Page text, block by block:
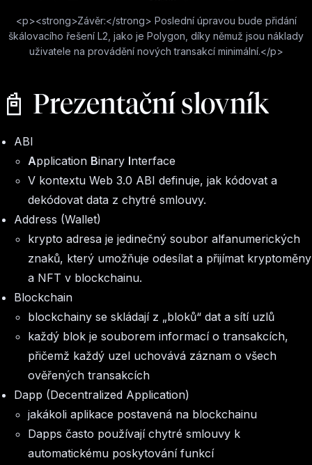
<p><strong>Závěr:</strong> Poslední úpravou bude přidání
škálovacího řešení L2, jako je Polygon, díky němuž jsou náklady
uživatele na provádění nových transakcí minimální.</p>
📓 Prezentační slovník
ABI
Application Binary Interface
V kontextu Web 3.0 ABI definuje, jak kódovat a
dekódovat data z chytré smlouvy.
Address (Wallet)
krypto adresa je jedinečný soubor alfanumerických
znaků, který umožňuje odesílat a přijímat kryptoměny
a NFT v blockchainu.
Blockchain
blockchainy se skládají z „bloků“ dat a sítí uzlů
každý blok je souborem informací o transakcích,
přičemž každý uzel uchovává záznam o všech
ověřených transakcích
Dapp (Decentralized Application)
jakákoli aplikace postavená na blockchainu
Dapps často používají chytré smlouvy k
automatickému poskytování funkcí